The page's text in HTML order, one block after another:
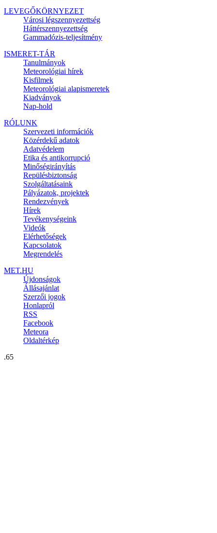
LEVEGŐKÖRNYEZET
Városi légszennyezettség
Háttérszennyezettség
Gammadózis-teljesítmény
ISMERET-TÁR
Tanulmányok
Meteorológiai hírek
Kisfilmek
Meteorológiai alapismeretek
Kiadványok
Nap-hold
RÓLUNK
Szervezeti információk
Közérdekű adatok
Adatvédelem
Etika és antikorrupció
Minőségirányítás
Repülésbiztonság
Szolgáltatásaink
Pályázatok, projektek
Rendezvények
Hírek
Tevékenységeink
Videók
Elérhetőségek
Kapcsolatok
Megrendelés
MET.HU
Újdonságok
Állásajánlat
Szerzői jogok
Honlapról
RSS
Facebook
Meteora
Oldaltérkép
.65